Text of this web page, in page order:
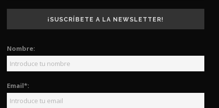
¡SUSCRÍBETE A LA NEWSLETTER!
Nombre:
Email*: